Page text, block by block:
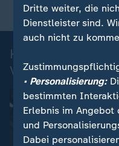
Kurznachrichten:
Videos
Dritte weiter, die
Dienstleister sind.
auch nicht zu
• Personalisierung:
bestimmten
Erlebnis im Angebot
und
Dabei